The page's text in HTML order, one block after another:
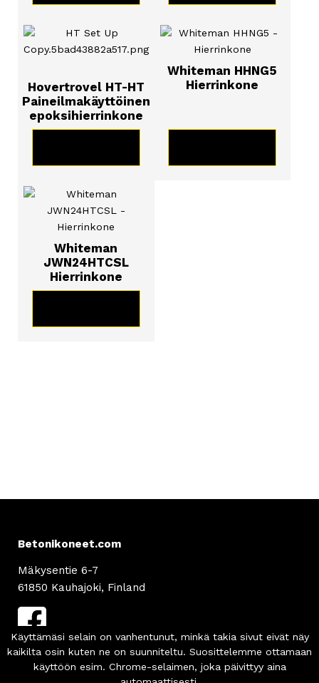
Hovertrovel HT-HT
Paineilmakäyttöinen
epoksihierrinkone
Whiteman HHNG5
Hierrinkone
Whiteman
JWN24HTCSL
Hierrinkone
Betonikoneet.com
Mäkysentie 6-7
61850 Kauhajoki, Finland
Asiakaspalvelu
info@betonikoneet.com